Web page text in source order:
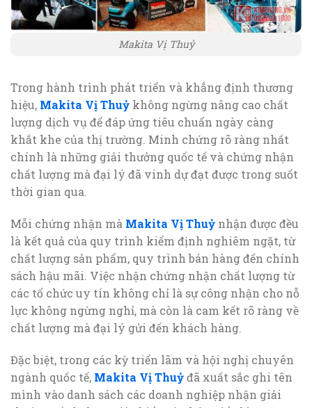
Makita Vị Thuỷ
Trong hành trình phát triển và khẳng định thương
hiệu, Makita Vị Thuỷ không ngừng nâng cao chất
lượng dịch vụ để đáp ứng tiêu chuẩn ngày càng
khắt khe của thị trường. Minh chứng rõ ràng nhất
chính là những giải thưởng quốc tế và chứng nhận
chất lượng mà đại lý đã vinh dự đạt được trong suốt
thời gian qua.
Mỗi chứng nhận mà Makita Vị Thuỷ nhận được đều
là kết quả của quy trình kiểm định nghiêm ngặt, từ
chất lượng sản phẩm, quy trình bán hàng đến chính
sách hậu mãi. Việc nhận chứng nhận chất lượng từ
các tổ chức uy tín không chỉ là sự công nhận cho nỗ
lực không ngừng nghỉ, mà còn là cam kết rõ ràng về
chất lượng mà đại lý gửi đến khách hàng.
Đặc biệt, trong các kỳ triển lãm và hội nghị chuyên
ngành quốc tế, Makita Vị Thuỷđã xuất sắc ghi tên
mình vào danh sách các doanh nghiệp nhận giải